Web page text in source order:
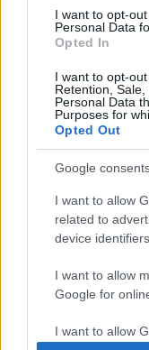
I want to opt-
Personal Data
Opted In
I want to opt-
Retention,
Personal Data
Purposes for
Opted Out
Google
I want to allow
related to
device
I want to allow
Google for
I want to allow
Herstellung
Der Fehler,
Quest “Zur
konnte, wurde
Runenaustausch
wurden nicht
nun behoben
HOTFIX,
08:15 Uhr (CEST